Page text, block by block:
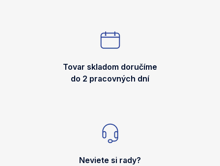
Tovar skladom doručíme
do 2 pracovných dní
Neviete si rady?